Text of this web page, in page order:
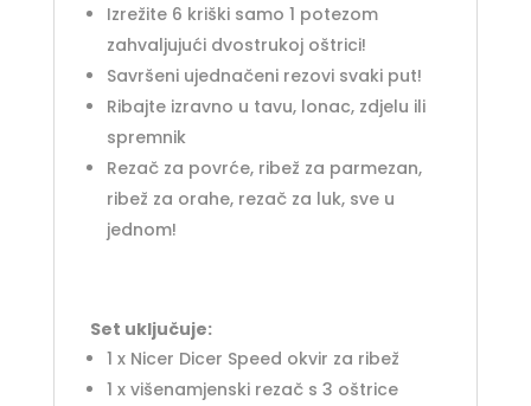
Izrežite 6 kriški samo 1 potezom
zahvaljujući dvostrukoj oštrici!
Savršeni ujednačeni rezovi svaki put!
Ribajte izravno u tavu, lonac, zdjelu ili
spremnik
Rezač za povrće, ribež za parmezan,
ribež za orahe, rezač za luk, sve u
jednom!
Set uključuje:
1 x Nicer Dicer Speed okvir za ribež
1 x višenamjenski rezač s 3 oštrice